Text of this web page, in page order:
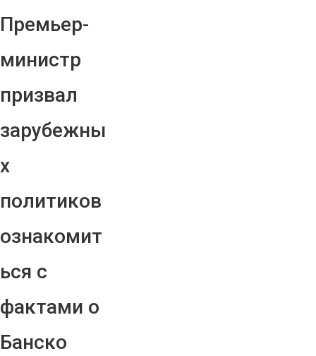
Премьер-
министр
призвал
зарубежны
х
политиков
ознакомит
ься с
фактами о
Банско